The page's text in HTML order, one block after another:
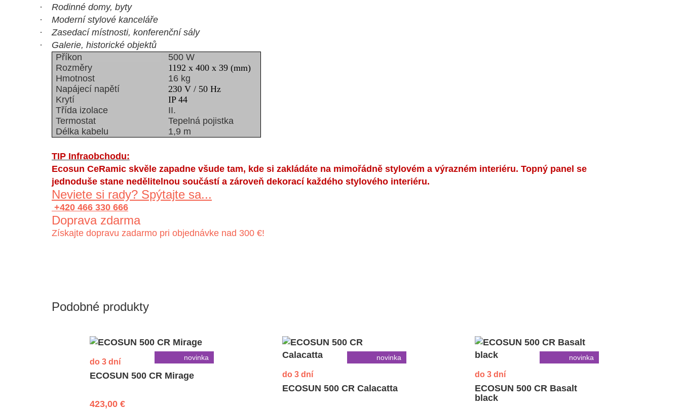
·
Rodinné domy, byty
·
Moderní stylové kanceláře
·
Zasedací místnosti, konferenční sály
·
Galerie, historické objektů
Příkon
500 W
Rozměry
1192 x 400 x 39 (mm)
Hmotnost
16 kg
Napájecí napětí
230 V / 50 Hz
Krytí
IP 44
Třída izolace
II.
Termostat
Tepelná pojistka
Délka kabelu
1,9 m
TIP Infraobchodu:
Ecosun CeRamic skvěle zapadne všude tam, kde si zakládáte na mimořádně stylovém a výrazném interiéru. Topný panel se
jednoduše stane nedělitelnou součástí a zároveň dekorací každého stylového interiéru.
Neviete si rady? Spýtajte sa...
+420 466 330 666
Doprava zdarma
Získajte dopravu zadarmo pri objednávke nad 300 €!
Podobné produkty
do 3 dní
ECOSUN 500 CR Mirage
423,00 €
novinka
do 3 dní
ECOSUN 500 CR Calacatta
novinka
do 3 dní
ECOSUN 500 CR Basalt
black
novinka